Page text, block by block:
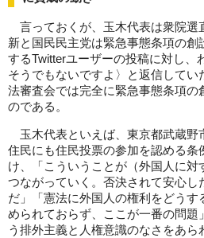
言っておくが、玉木代表は衆院選
新と国民民主党は緊急事態条項の創
するTwitterユーザーの投稿に対し、
そうでもないですよ〉と返信して
法審査会では完全に緊急事態条項の
のである。
玉木代表といえば、東京都武蔵野
住民にも住民投票の参加を認める条
け、「こういうことが（外国人に対
つながっていく。否決されて安心し
だ」「憲法に外国人の権利をどうす
められておらず、ここが一番の問題
う排外主義と人権意識のなさをあら